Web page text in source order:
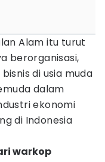
Alam itu turut
berorganisasi,
di usia muda
dalam
ekonomi
di Indonesia
warkop